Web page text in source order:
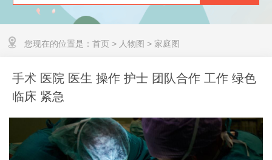
您现在的位置是： 首页 > 人物图 > 家庭图
手术 医院 医生 操作 护士 团队合作 工作 绿色
临床 紧急